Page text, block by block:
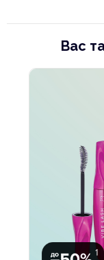
Вас